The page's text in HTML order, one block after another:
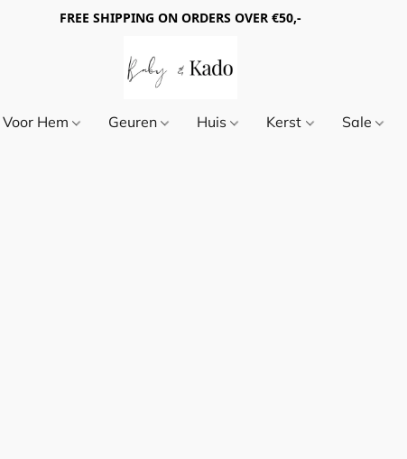
FREE SHIPPING ON ORDERS OVER €50,-
Voor Hem Geuren Huis Kerst Sale